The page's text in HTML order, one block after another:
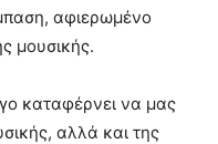
αφιερωμένο
μουσικής.
καταφέρνει να μας
αλλά και της